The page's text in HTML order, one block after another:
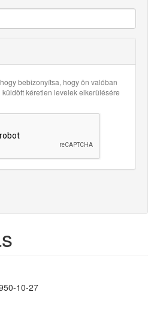
bebizonyítsa, hogy ön valóban
kéretlen levelek elkerülésére
10-27